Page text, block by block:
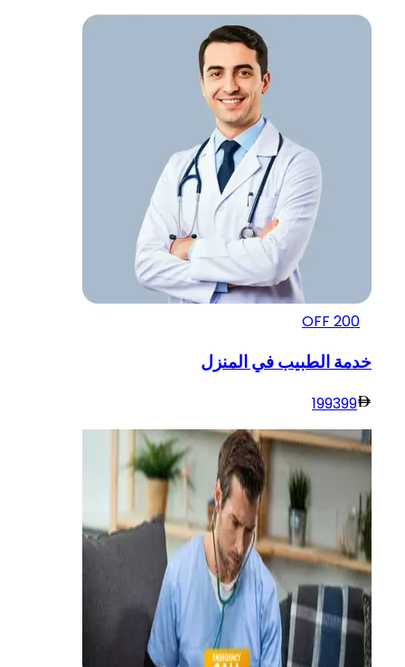
200
خدمة الطبيب في المنزل
199399